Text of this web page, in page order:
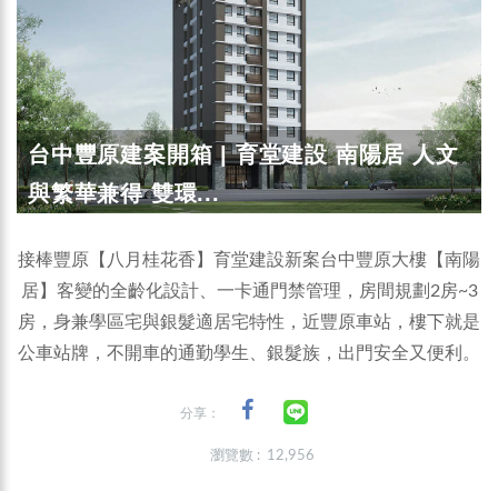
台中豐原建案開箱 | 育堂建設 南陽居 人文
與繁華兼得 雙環...
接棒豐原【八月桂花香】育堂建設新案台中豐原大樓【南陽
居】客變的全齡化設計、一卡通門禁管理，房間規劃2房~3
房，身兼學區宅與銀髮適居宅特性，近豐原車站，樓下就是
公車站牌，不開車的通勤學生、銀髮族，出門安全又便利。
分享：
瀏覽數 : 12,956